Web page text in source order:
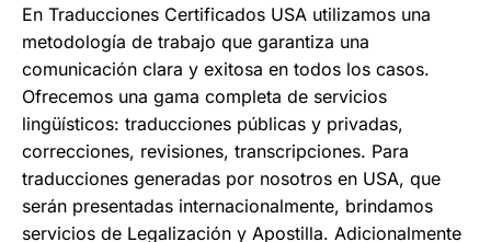
En Traducciones Certificados USA utilizamos una
metodología de trabajo que garantiza una
comunicación clara y exitosa en todos los casos.
Ofrecemos una gama completa de servicios
lingüísticos: traducciones públicas y privadas,
correcciones, revisiones, transcripciones. Para
traducciones generadas por nosotros en USA, que
serán presentadas internacionalmente, brindamos
servicios de Legalización y Apostilla. Adicionalmente